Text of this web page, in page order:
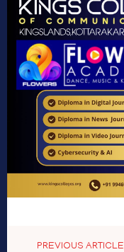
PREVIOUS ARTICLE